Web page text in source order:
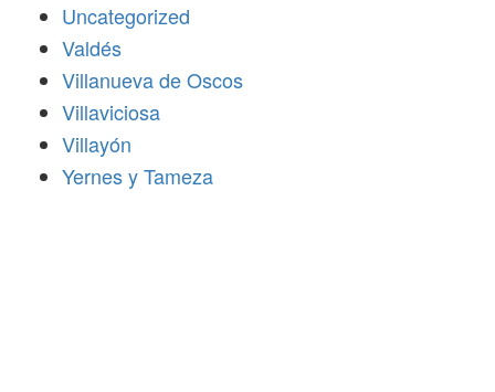
Uncategorized
Valdés
Villanueva de Oscos
Villaviciosa
Villayón
Yernes y Tameza